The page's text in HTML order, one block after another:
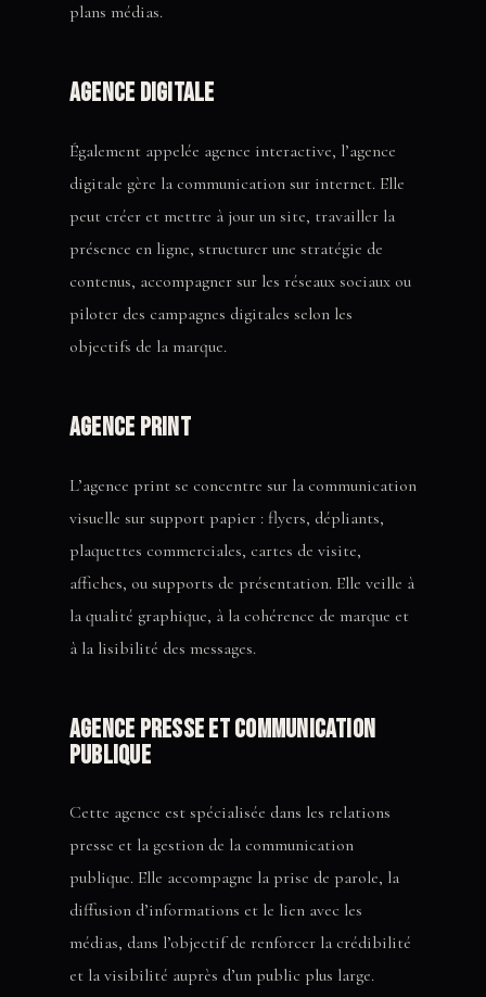
plans médias.
Agence digitale
Également appelée agence interactive, l’agence
digitale gère la communication sur internet. Elle
peut créer et mettre à jour un site, travailler la
présence en ligne, structurer une stratégie de
contenus, accompagner sur les réseaux sociaux ou
piloter des campagnes digitales selon les
objectifs de la marque.
Agence print
L’agence print se concentre sur la communication
visuelle sur support papier : flyers, dépliants,
plaquettes commerciales, cartes de visite,
affiches, ou supports de présentation. Elle veille à
la qualité graphique, à la cohérence de marque et
à la lisibilité des messages.
Agence presse et communication
publique
Cette agence est spécialisée dans les relations
presse et la gestion de la communication
publique. Elle accompagne la prise de parole, la
diffusion d’informations et le lien avec les
médias, dans l’objectif de renforcer la crédibilité
et la visibilité auprès d’un public plus large.